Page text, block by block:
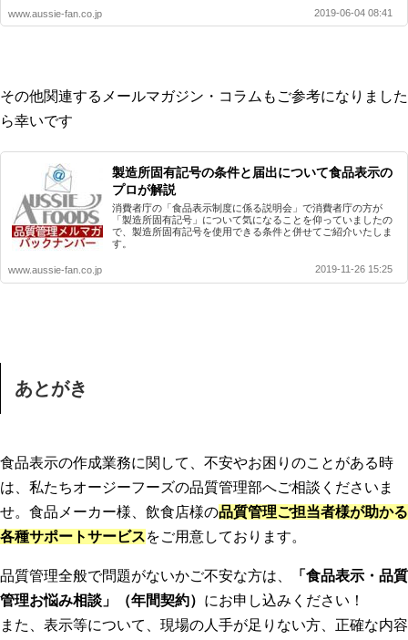
www.aussie-fan.co.jp
2019-06-04 08:41
その他関連するメールマガジン・コラムもご参考になりました
ら幸いです
製造所固有記号の条件と届出について食品表示の
プロが解説
消費者庁の「食品表示制度に係る説明会」で消費者庁の方が
「製造所固有記号」について気になることを仰っていましたの
で、製造所固有記号を使用できる条件と併せてご紹介いたしま
す。
www.aussie-fan.co.jp 2019-11-26 15:25
あとがき
食品表示の作成業務に関して、不安やお困りのことがある時
は、私たちオージーフーズの品質管理部へご相談くださいま
せ。食品メーカー様、飲食店様の品質管理ご担当者様が助かる
各種サポートサービスをご用意しております。
品質管理全般で問題がないかご不安な方は、 「 食品表示・品質
管理お悩み相談 」（年間契約） にお申し込みください！
また、表示等について、現場の人手が足りない方、正確な内容